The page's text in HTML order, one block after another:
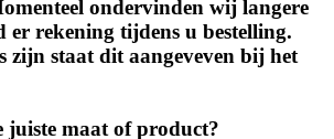
ondervinden wij langere
er rekening tijdens u bestelling.
zijn staat dit aangeveven bij het
juiste maat of product?